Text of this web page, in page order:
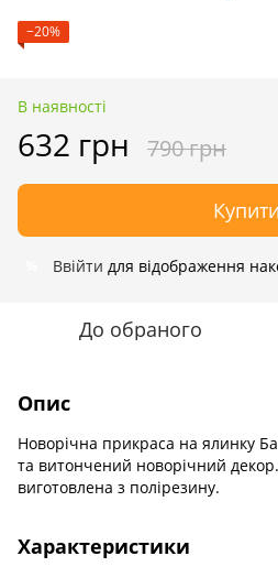
−20%
В наявності
632 грн 790 грн
Купити
Ввійти для відображення
До обраного
Опис
Новорічна прикраса на ялинку
та витончений новорічний
виготовлена з полірезину.
Характеристики